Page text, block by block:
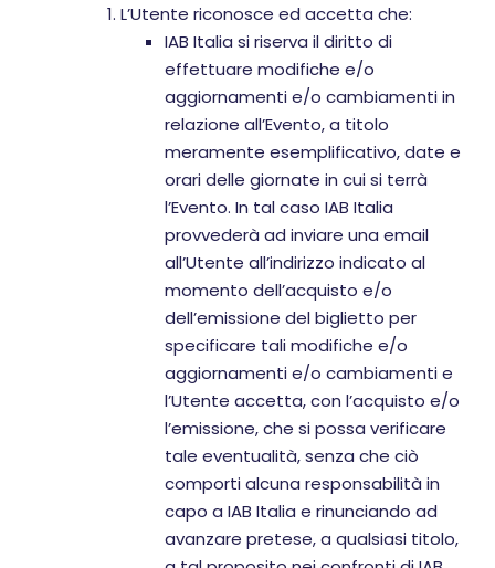
L’Utente riconosce ed accetta che:
IAB Italia si riserva il diritto di
effettuare modifiche e/o
aggiornamenti e/o cambiamenti in
relazione all’Evento, a titolo
meramente esemplificativo, date e
orari delle giornate in cui si terrà
l’Evento. In tal caso IAB Italia
provvederà ad inviare una email
all’Utente all’indirizzo indicato al
momento dell’acquisto e/o
dell’emissione del biglietto per
specificare tali modifiche e/o
aggiornamenti e/o cambiamenti e
l’Utente accetta, con l’acquisto e/o
l’emissione, che si possa verificare
tale eventualità, senza che ciò
comporti alcuna responsabilità in
capo a IAB Italia e rinunciando ad
avanzare pretese, a qualsiasi titolo,